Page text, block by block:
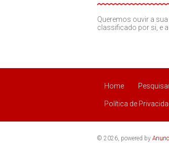
Queremos ouvir a
classificado por si, e
Home
Política de
© 2026, powered by